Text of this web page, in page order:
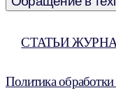
СТАТЬИ
Политика